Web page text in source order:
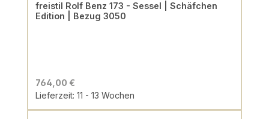
freistil Rolf Benz 173 - Sessel | Schäfchen
Edition | Bezug 3050
764,00 €
Lieferzeit: 11 - 13 Wochen